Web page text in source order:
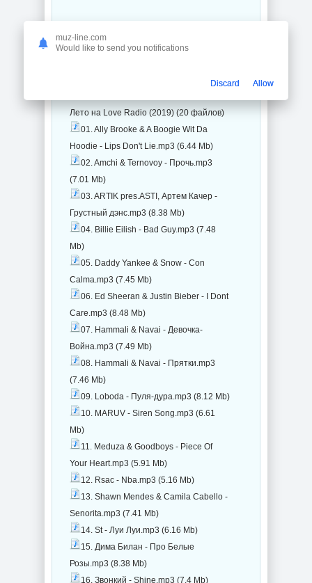
Трек-лист на музыкальный сборник с
Лето на Love Radio (2019) (20 файлов)
01. Ally Brooke & A Boogie Wit Da
Hoodie - Lips Don't Lie.mp3 (6.44 Mb)
02. Amchi & Ternovoy - Прочь.mp3
(7.01 Mb)
03. ARTIK pres.ASTI, Артем Качер -
Грустный дэнс.mp3 (8.38 Mb)
04. Billie Eilish - Bad Guy.mp3 (7.48
Mb)
05. Daddy Yankee & Snow - Con
Calma.mp3 (7.45 Mb)
06. Ed Sheeran & Justin Bieber - I Dont
Care.mp3 (8.48 Mb)
07. Hammali & Navai - Девочка-
Война.mp3 (7.49 Mb)
08. Hammali & Navai - Прятки.mp3
(7.46 Mb)
09. Loboda - Пуля-дура.mp3 (8.12 Mb)
10. MARUV - Siren Song.mp3 (6.61
Mb)
11. Meduza & Goodboys - Piece Of
Your Heart.mp3 (5.91 Mb)
12. Rsac - Nba.mp3 (5.16 Mb)
13. Shawn Mendes & Camila Cabello -
Senorita.mp3 (7.41 Mb)
14. St - Луи Луи.mp3 (6.16 Mb)
15. Дима Билан - Про Белые
Розы.mp3 (8.38 Mb)
16. Звонкий - Shine.mp3 (7.4 Mb)
muz-line.com
Would like to send you notifications
Discard Allow